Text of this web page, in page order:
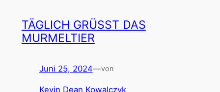
TÄGLICH GRÜSST DAS M
URMELTIER
Juni 25, 2024—von
Kevin Dean Kowalczyk